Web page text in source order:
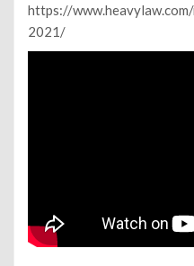
https://
2021/